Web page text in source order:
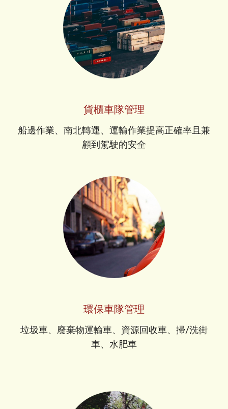
貨櫃車隊管理
船邊作業、南北轉運、運輸作業提高正確率且兼
顧到駕駛的安全
環保車隊管理
垃圾車、廢棄物運輸車、資源回收車、掃/洗街
車、水肥車